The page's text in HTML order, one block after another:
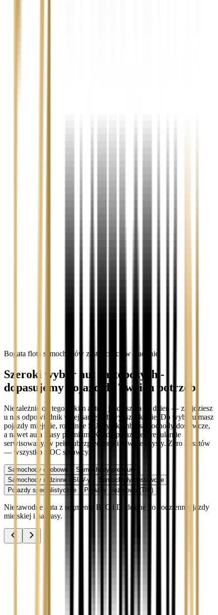
Bogata flota samochodów zastępczych w Radlinie
Szeroki wybór aut zastępczych -
dopasujemy pojazd do Twoich potrzeb
Niezależnie od tego, jakim autem jeździsz na co dzień — znajdziesz
u nas odpowiednik w tej samej lub wyższej klasie. Do wyboru masz
pojazdy miejskie, rodzinne SUV-y i kombi, samochody dostawcze,
a nawet auta klasy premium. Każdy pojazd jest regularnie
serwisowany, w pełni ubezpieczony i zawsze czysty. Zero kosztów
— wszystko z OC sprawcy.
Samochody osobowe
Samochody premium
Samochody rodzinne i SUV-y
Samochody dostawcze
Pojazdy specjalistyczne
Pojazdy ciężarowe (TIR)
Niezawodne auta z segmentu B, C i D idealne do codziennej jazdy
miejskiej i na trasy.